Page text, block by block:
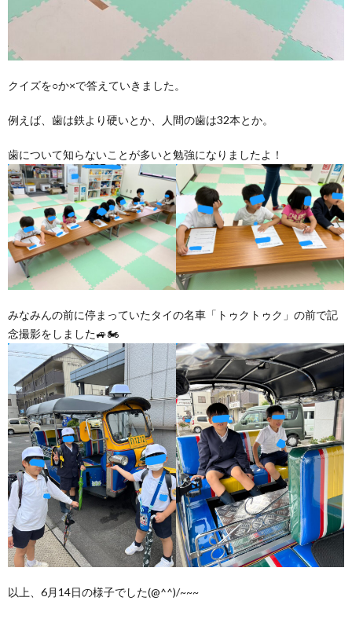
クイズを○か×で答えていきました。
例えば、歯は鉄より硬いとか、人間の歯は32本とか。
歯について知らないことが多いと勉強になりましたよ！
みなみんの前に停まっていたタイの名車「トゥクトゥク」の前で記
念撮影をしました🚙🏍
以上、6月14日の様子でした(@^^)/~~~